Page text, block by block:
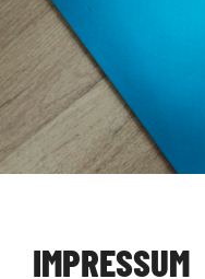
IMPRESSUM